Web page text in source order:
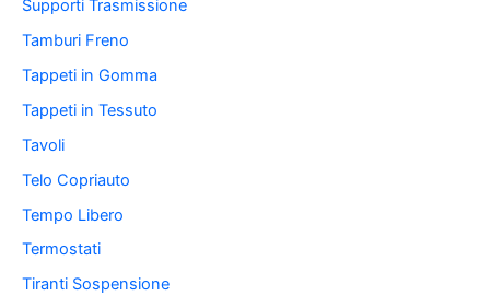
Supporti Trasmissione
Tamburi Freno
Tappeti in Gomma
Tappeti in Tessuto
Tavoli
Telo Copriauto
Tempo Libero
Termostati
Tiranti Sospensione